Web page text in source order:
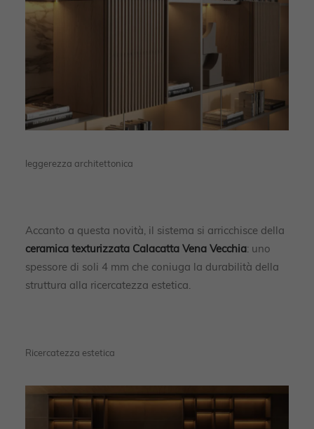
leggerezza architettonica
Accanto a questa novità, il sistema si arricchisce della
ceramica texturizzata Calacatta Vena Vecchia: uno
spessore di soli 4 mm che coniuga la durabilità della
struttura alla ricercatezza estetica.
Ricercatezza estetica